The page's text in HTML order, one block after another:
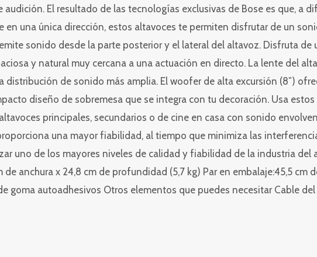
El resultado de las tecnologías exclusivas de Bose es que, a
una única dirección, estos altavoces te permiten disfrutar de un
sonido desde la parte posterior y el lateral del altavoz. Disfruta
y natural muy cercana a una actuación en directo. La lente del
distribución de sonido más amplia. El woofer de alta excursión (8″)
diseño de sobremesa que se integra con tu decoración. Usa
principales, secundarios o de cine en casa con sonido
una mayor fiabilidad, al tiempo que minimiza las
uno de los mayores niveles de calidad y fiabilidad de la industria del
de anchura x 24,8 cm de profundidad (5,7 kg) Par en embalaje:45,5 cm
goma autoadhesivos Otros elementos que puedes necesitar Cable